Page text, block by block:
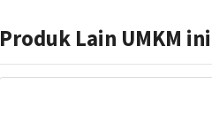
Produk Lain UMKM ini